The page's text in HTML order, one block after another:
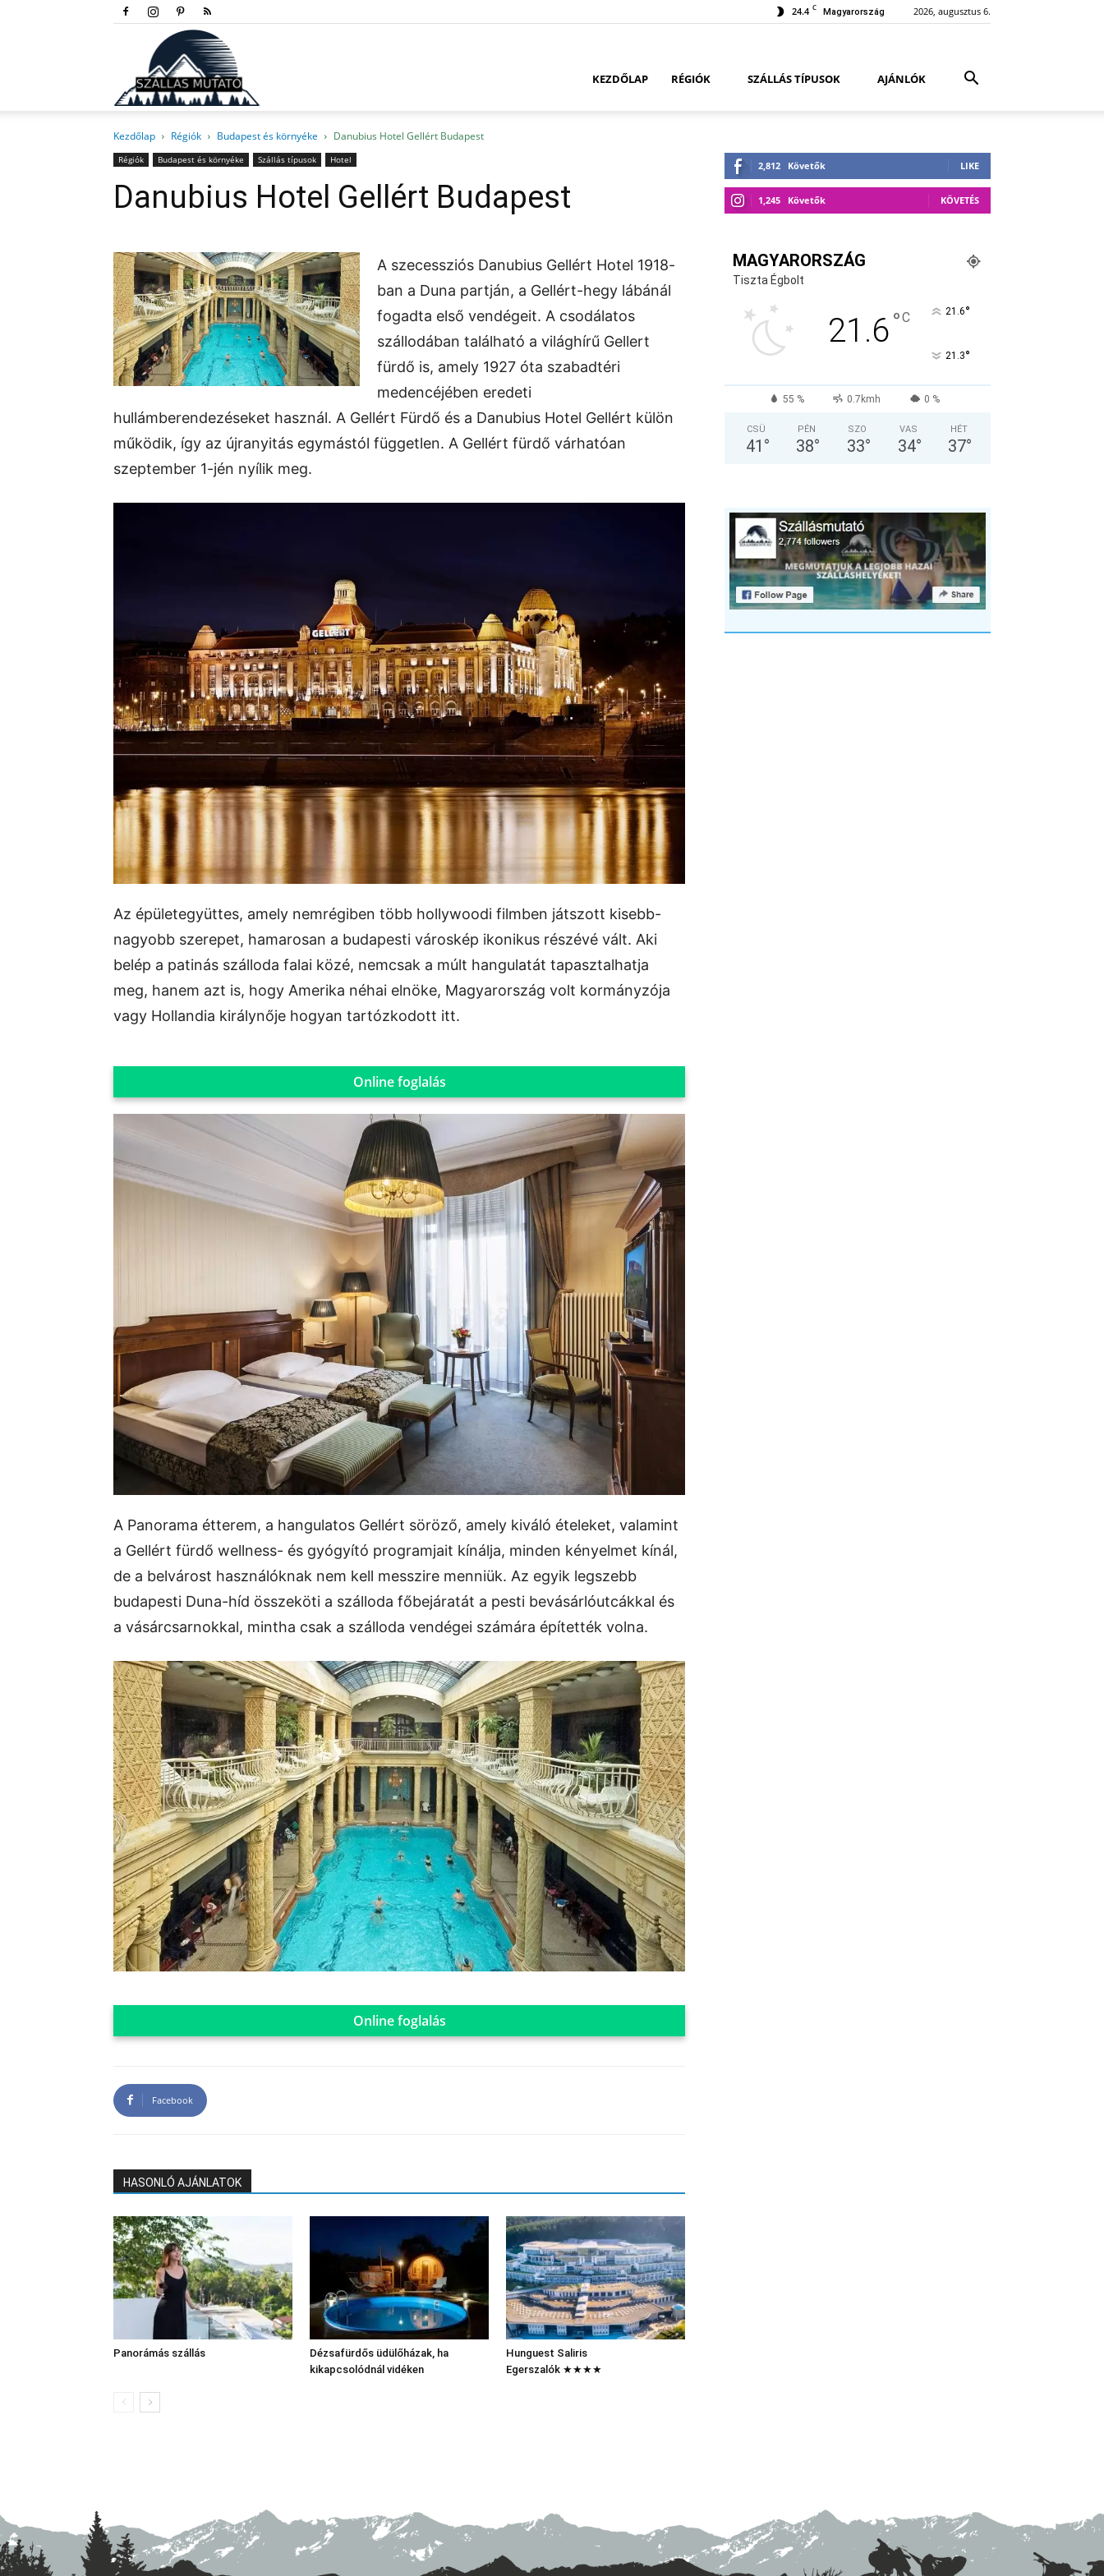
24.4 C Magyarország 2026, augusztus 6.
mutató
KEZDŐLAP RÉGIÓK SZÁLLÁS TÍPUSOK AJÁNLÓK
Kezdőlap Régiók Budapest és környéke Danubius Hotel Gellért Budapest
Régiók Budapest és környéke Szállás típusok Hotel
Danubius Hotel Gellért Budapest
A szecessziós Danubius Gellért Hotel 1918-
ban a Duna partján, a Gellért-hegy lábánál
fogadta első vendégeit. A csodálatos
szállodában található a világhírű Gellert
fürdő is, amely 1927 óta szabadtéri
medencéjében eredeti
hullámberendezéseket használ. A Gellért Fürdő és a Danubius Hotel Gellért külön
működik, így az újranyitás egymástól független. A Gellért fürdő várhatóan
szeptember 1-jén nyílik meg.
Az épületegyüttes, amely nemrégiben több hollywoodi filmben játszott kisebb-
nagyobb szerepet, hamarosan a budapesti városkép ikonikus részévé vált. Aki
belép a patinás szálloda falai közé, nemcsak a múlt hangulatát tapasztalhatja
meg, hanem azt is, hogy Amerika néhai elnöke, Magyarország volt kormányzója
vagy Hollandia királynője hogyan tartózkodott itt.
Online foglalás
A Panorama étterem, a hangulatos Gellért söröző, amely kiváló ételeket, valamint
a Gellért fürdő wellness- és gyógyító programjait kínálja, minden kényelmet kínál,
de a belvárost használóknak nem kell messzire menniük. Az egyik legszebb
budapesti Duna-híd összeköti a szálloda főbejáratát a pesti bevásárlóutcákkal és
a vásárcsarnokkal, mintha csak a szálloda vendégei számára építették volna.
Online foglalás
Facebook
HASONLÓ AJÁNLATOK
Panorámás szállás
Dézsafürdős üdülőházak, ha
kikapcsolódnál vidéken
Hunguest Saliris
Egerszalók ★★★★
2,812 Követők LIKE
1,245 Követők KÖVETÉS
MAGYARORSZÁG
Tiszta Égbolt
21.6°C 21.6°
21.3°
55 % 0.7kmh 0 %
CSÜ
41 °
PÉN
38°
SZO
33°
VAS
34°
HÉT
37°